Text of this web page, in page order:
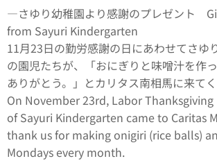
―さゆり幼稚園より感謝のプレゼント
from Sayuri Kindergarten
11月23日の勤労感謝の日にあわせてさゆ
の園児たちが、「おにぎりと味噌汁を作っ
ありがとう。」とカリタス南相馬に来てく
On November 23rd, Labor
of Sayuri Kindergarten came to Caritas
thank us for making onigiri (rice balls)
Mondays every month.